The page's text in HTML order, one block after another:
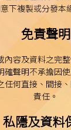
下複製或分發本
免責聲明
內容及資料之完
確聲明不承擔因
任何直接、間接
責任。
私隱及資料